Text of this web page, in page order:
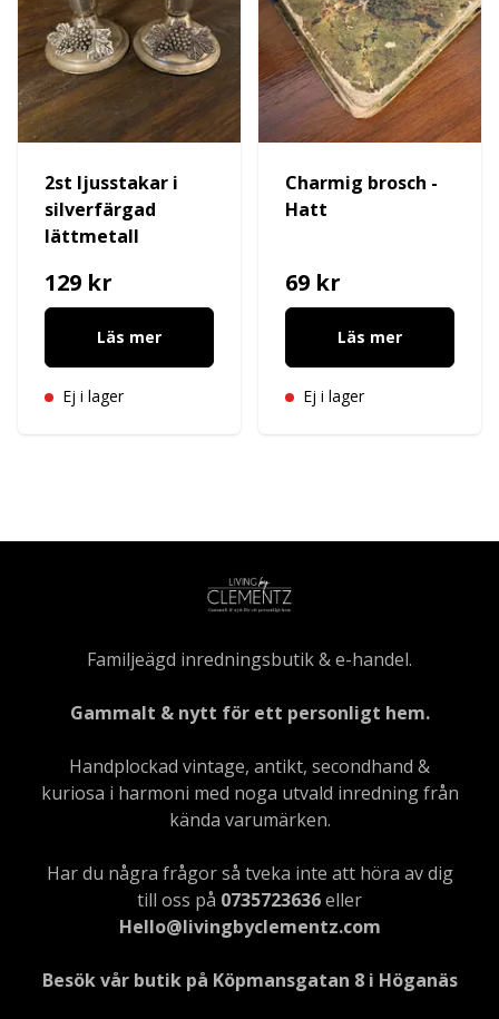
2st ljusstakar i
silverfärgad
lättmetall
129 kr
Läs mer
Ej i lager
Charmig brosch -
Hatt
69 kr
Läs mer
Ej i lager
Familjeägd inredningsbutik & e-handel.
Gammalt & nytt för ett personligt hem.
Handplockad vintage, antikt, secondhand &
kuriosa i harmoni med noga utvald inredning från
kända varumärken.
Har du några frågor så tveka inte att höra av dig
till oss på 0735723636eller
Hello@livingbyclementz.com
Besök vår butik på Köpmansgatan 8 i Höganäs